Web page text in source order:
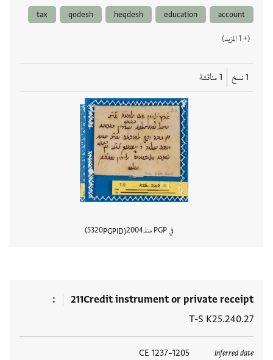
account
education
heqdesh
qodesh
tax
(+ 1 المزيد)
1 نسخ 1 مناقشة
في PGP منذ 2004
PGPID
5320
211Credit instrument or private receipt
T-S K25.240.27
Inferred date
1205–1237 CE العلامات